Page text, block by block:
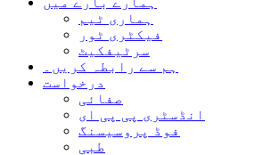
ہماری ٹیم
فیکٹری ٹور
سرٹیفکیٹ
ہم سے رابطہ کریں۔
درخواست
صفائی
انڈسٹری پی پی ای
فوڈ پروسیسنگ
طبی